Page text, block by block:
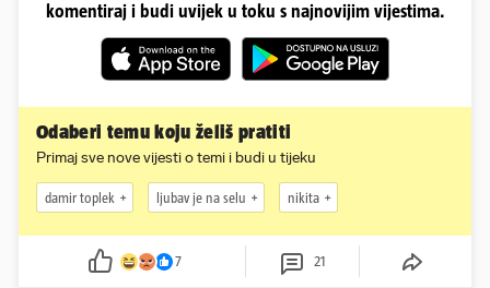
komentiraj i budi uvijek u toku s najnovijim vijestima.
Odaberi temu koju želiš pratiti
Primaj sve nove vijesti o temi i budi u tijeku
damir toplek ljubav je na selu nikita
7 21